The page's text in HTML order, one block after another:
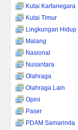
Kutai Kartanegara
Kutai Timur
Lingkungan Hidup
Malang
Nasional
Nusantara
Olahraga
Olahraga Lain
Opini
Paser
PDAM Samarinda